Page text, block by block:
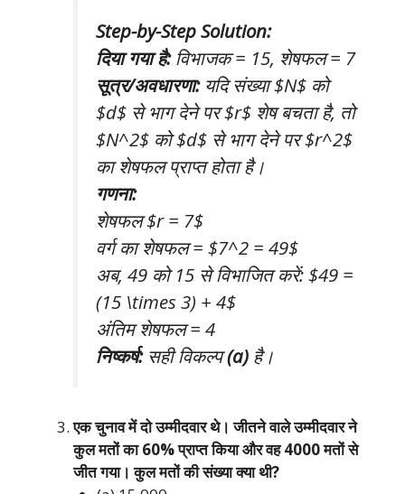
Step-by-Step Solution:
दिया गया है:विभाजक = 15, शेषफल = 7
सूत्र/अवधारणा:यदि संख्या $N$ को
$d$ से भाग देने पर $r$ शेष बचता है, तो
$N^2$ को $d$ से भाग देने पर $r^2$
का शेषफल प्राप्त होता है।
गणना:
शेषफल $r = 7$
वर्ग का शेषफल = $7^2 = 49$
अब, 49 को 15 से विभाजित करें: $49 =
(15 \times 3) + 4$
अंतिम शेषफल = 4
निष्कर्ष:सही विकल्प(a) है।
एक चुनाव में दो उम्मीदवार थे। जीतने वाले उम्मीदवार ने
कुल मतों का 60% प्राप्त किया और वह 4000 मतों से
जीत गया। कुल मतों की संख्या क्या थी?